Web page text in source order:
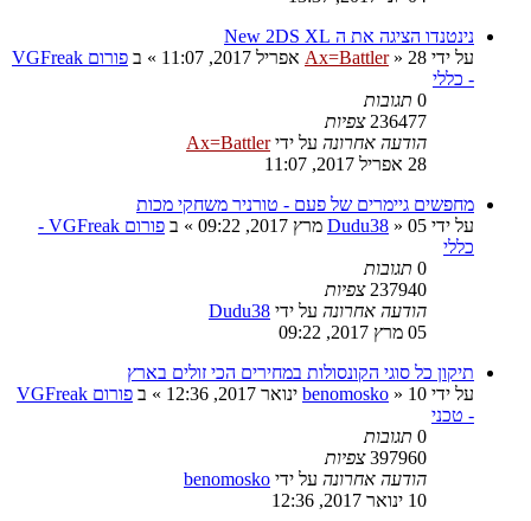
נינטנדו הציגה את ה New 2DS XL
על ידי
Ax=Battler» 28 אפריל 2017, 11:07 » ב
פורום VGFreak
- כללי
0 תגובות
236477 צפיות
הודעה אחרונה על ידיAx=Battler
28 אפריל 2017, 11:07
מחפשים גיימרים של פעם - טורניר משחקי מכות
על ידי
Dudu38 » 05 מרץ 2017, 09:22 » ב
פורום VGFreak -
כללי
0 תגובות
237940 צפיות
הודעה אחרונה על ידי Dudu38
05 מרץ 2017, 09:22
תיקון כל סוגי הקונסולות במחירים הכי זולים בארץ
על ידי
benomosko » 10 ינואר 2017, 12:36 » ב
פורום VGFreak
- טכני
0 תגובות
397960 צפיות
הודעה אחרונה על ידי benomosko
10 ינואר 2017, 12:36